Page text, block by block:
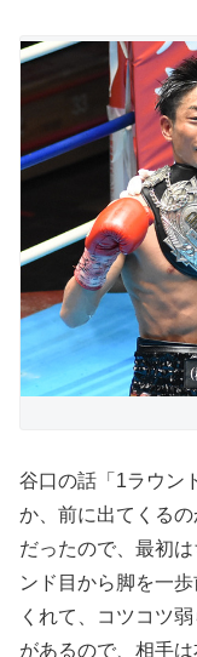
谷口の話「1ラウン
か、前に出てくる
だったので、最初
ンド目から脚を一
くれて、コツコツ
があるので、相手